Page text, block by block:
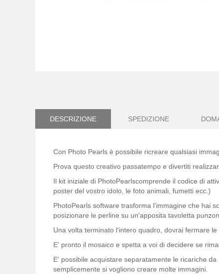
di
immagini
DESCRIZIONE
Con Photo Pearls è possibile ricreare qualsiasi
Prova questo creativo passatempo e divertiti
Il kit iniziale di PhotoPearlscomprende il codice di
poster del vostro idolo, le foto animali, fumetti ecc.)
PhotoPearls software trasforma l'immagine che hai
posizionare le perline su un'apposita tavoletta
Una volta terminato l'intero quadro, dovrai fermare
E' pronto il mosaico e spetta a voi di decidere se
E' possibile acquistare separatamente le ricariche
semplicemente si vogliono creare molte immagini.
SPEDIZIONE